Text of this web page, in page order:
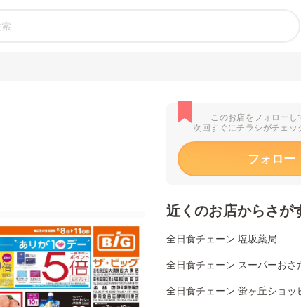
このお店をフォローし
次回すぐにチラシがチェッ
フォロー
近くのお店からさが
全日食チェーン 塩坂薬局
全日食チェーン スーパーおさ
全日食チェーン 蛍ヶ丘ショッ